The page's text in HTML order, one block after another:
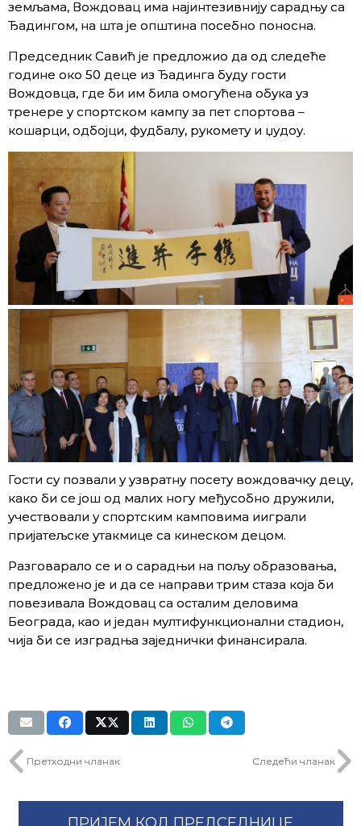
земљама, Вождовац има најинтезивнију сарадњу са
Ђадингом, на шта је општина посебно поносна.
Председник Савић је предложио да од следеће
године око 50 деце из Ђадинга буду гости
Вождовца, где би им била омогућена обука уз
тренере у спортском кампу за пет спортова –
кошарци, одбојци, фудбалу, рукомету и џудоу.
Гости су позвали у узвратну посету вождовачку децу,
како би се још од малих ногу међусобно дружили,
учествовали у спортским камповима ииграли
пријатељске утакмице са кинеском децом.
Разговарало се и о сарадњи на пољу образовања,
предложено је и да се направи трим стаза која би
повезивала Вождовац са осталим деловима
Београда, као и један мултифункционални стадион,
чија би се изградња заједнички финансирала.
Претходни чланак Следећи чланак